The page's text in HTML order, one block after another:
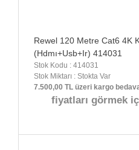
Rewel 120 Metre Cat6 4K
(Hdmı+Usb+Ir) 414031
Stok Kodu : 414031
Stok Miktarı : Stokta Var
7.500,00 TL üzeri kargo
fiyatları görmek